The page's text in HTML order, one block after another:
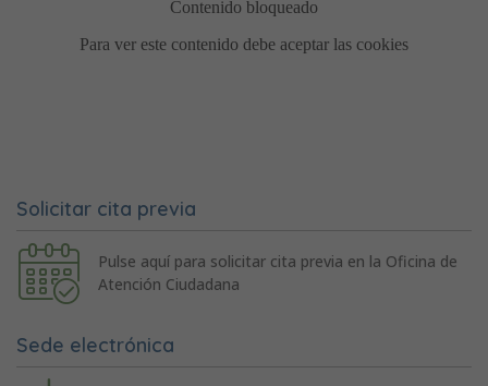
Solicitar cita previa
Pulse aquí para solicitar cita previa en la Oficina de
Atención Ciudadana
Sede electrónica